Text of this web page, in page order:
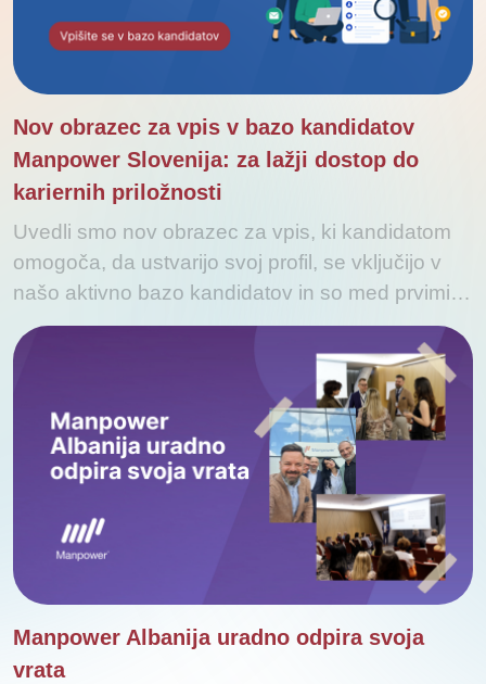
Nov obrazec za vpis v bazo kandidatov
Manpower Slovenija: za lažji dostop do
kariernih priložnosti
Uvedli smo nov obrazec za vpis, ki kandidatom
omogoča, da ustvarijo svoj profil, se vključijo v
našo aktivno bazo kandidatov in so med prvimi…
Manpower Albanija uradno odpira svoja
vrata